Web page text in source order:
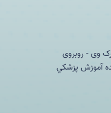
وی - روبروی
آموزش پزشكي